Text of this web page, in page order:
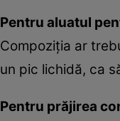
Pentru aluatul
Compoziţia ar
un pic lichidă, ca
Pentru prăjirea